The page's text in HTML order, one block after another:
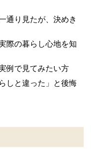
通り見たが、決めき
際の暮らし心地を知
例で見てみたい方
しと違った」と後悔